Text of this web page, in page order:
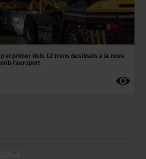
el primer dels 12 trens destinats a la nova
l’aeroport